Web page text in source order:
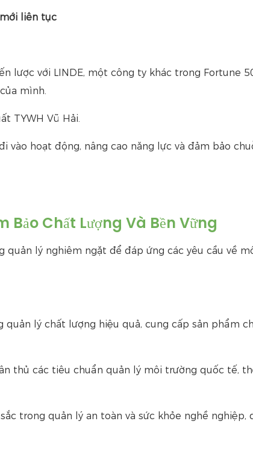
liên tục
lược với LINDE, một công ty khác trong Fortune
mình.
TYWH Vũ Hải.
vào hoạt động, nâng cao năng lực và đảm bảo
Bảo Chất Lượng Và Bền Vững
quản lý nghiêm ngặt để đáp ứng các yêu cầu về
quản lý chất lượng hiệu quả, cung cấp sản phẩm
thủ các tiêu chuẩn quản lý môi trường quốc tế,
sắc trong quản lý an toàn và sức khỏe nghề